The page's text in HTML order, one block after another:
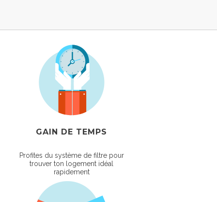
GAIN DE TEMPS
Profites du système de filtre pour
trouver ton logement idéal
rapidement